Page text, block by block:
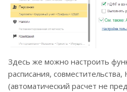
Здесь же можно настроить
расписания,
(автоматический расчет не